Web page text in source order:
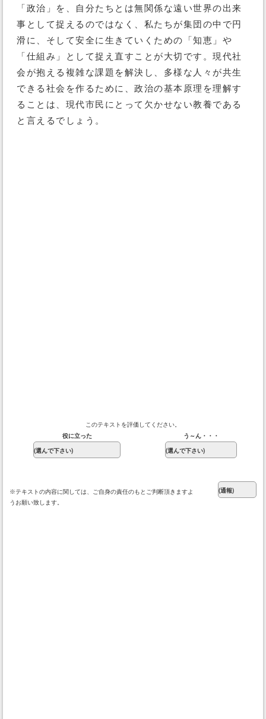
「政治」を、自分たちとは無関係な遠い世界の出来
事として捉えるのではなく、私たちが集団の中で円
滑に、そして安全に生きていくための「知恵」や
「仕組み」として捉え直すことが大切です。現代社
会が抱える複雑な課題を解決し、多様な人々が共生
できる社会を作るために、政治の基本原理を理解す
ることは、現代市民にとって欠かせない教養である
と言えるでしょう。
このテキストを評価してください。
役に立った
う～ん・・・
※テキストの内容に関しては、ご自身の責任のもとご判断頂きますよ
うお願い致します。